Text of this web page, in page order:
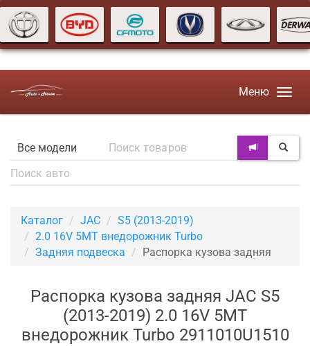
Меню
Каталог JAC
S5 (2013-2019)
2.0 16V 5MT внедорожник Turbo
Задняя подвеска
Распорка кузова задняя
Распорка кузова задняя JAC S5
(2013-2019) 2.0 16V 5MT
внедорожник Turbo 2911010U1510